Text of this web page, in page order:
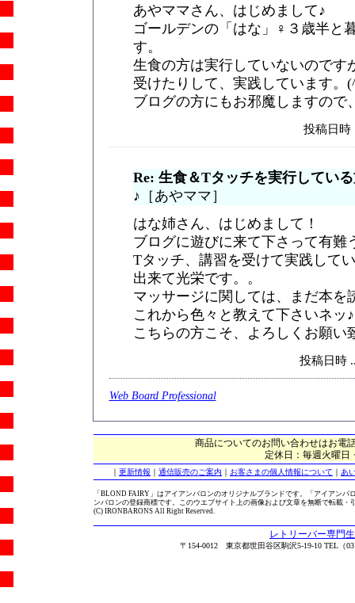
あやママさん、はじめまして♪
ゴールデンの「はな」♀３歳半と
す。
生食の方は実行していないのです
受けたりして、実践しています。
ブログの方にもお邪魔しますので
投稿日時
Re: 生食＆Tタッチを実行してい
♪ ［あやママ］
はな姉さん、はじめまして！
ブログに遊びに来て下さって有難
Tタッチ、講習を受けて実践して
出来て光栄です。。
マッサージに関しては、まだ本を
これから色々と教えて下さいネッ♪
こちらの方こそ、よろしくお願い
投稿日時
Web Board Professional
商品についてのお問い合わせはお電
定休日：毎週火曜
｜ 更新情報 ｜ 通信販売のご案内 ｜ お客さまの個人情報について ｜ あ
「BLOND FAIRY」はアイアンバロンのオリジナルブランドです。「アイアン
ンバロンの登録商標です。このウエブサイト上の画像および文章を無断で転載・
(C) IRONBARONS All Right Reserved.
レトリーバー専門
〒154-0012 東京都世田谷区駒沢5-19-10 TEL（